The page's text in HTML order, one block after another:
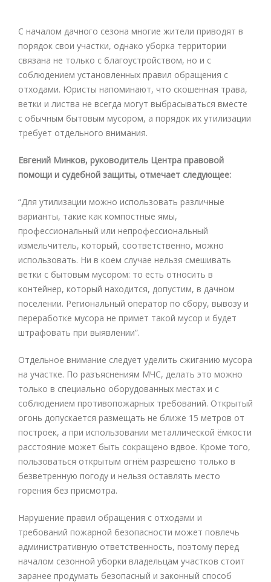
С началом дачного сезона многие жители приводят в
порядок свои участки, однако уборка территории
связана не только с благоустройством, но и с
соблюдением установленных правил обращения с
отходами. Юристы напоминают, что скошенная трава,
ветки и листва не всегда могут выбрасываться вместе
с обычным бытовым мусором, а порядок их утилизации
требует отдельного внимания.
Евгений Минков, руководитель Центра правовой
помощи и судебной защиты, отмечает следующее:
“Для утилизации можно использовать различные
варианты, такие как компостные ямы,
профессиональный или непрофессиональный
измельчитель, который, соответственно, можно
использовать. Ни в коем случае нельзя смешивать
ветки с бытовым мусором: то есть относить в
контейнер, который находится, допустим, в дачном
поселении. Региональный оператор по сбору, вывозу и
переработке мусора не примет такой мусор и будет
штрафовать при выявлении”.
Отдельное внимание следует уделить сжиганию мусора
на участке. По разъяснениям МЧС, делать это можно
только в специально оборудованных местах и с
соблюдением противопожарных требований. Открытый
огонь допускается размещать не ближе 15 метров от
построек, а при использовании металлической ёмкости
расстояние может быть сокращено вдвое. Кроме того,
пользоваться открытым огнём разрешено только в
безветренную погоду и нельзя оставлять место
горения без присмотра.
Нарушение правил обращения с отходами и
требований пожарной безопасности может повлечь
административную ответственность, поэтому перед
началом сезонной уборки владельцам участков стоит
заранее продумать безопасный и законный способ